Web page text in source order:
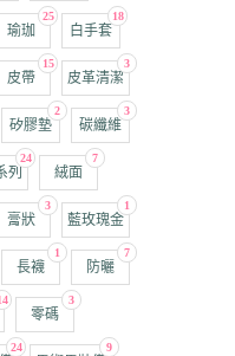
25
瑜珈
18
白手套
15
皮帶
3
皮革清潔
2
矽膠墊
3
碳纖維
24
列
7
絨面
3
膏狀
1
藍玫瑰金
1
長襪
7
防曬
3
零碼
24 9